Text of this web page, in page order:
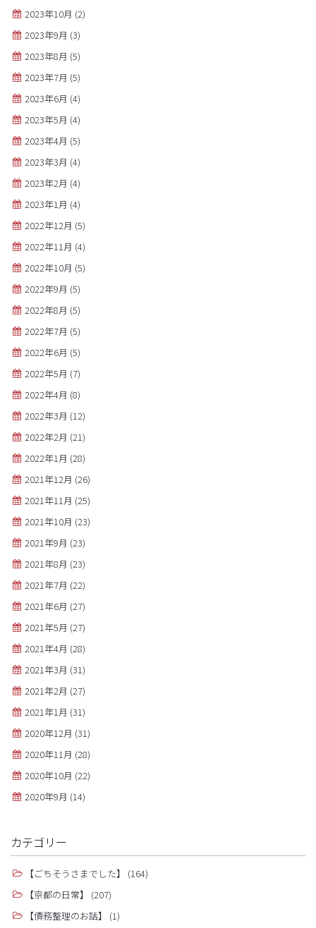
2023年10月 (2)
2023年9月 (3)
2023年8月 (5)
2023年7月 (5)
2023年6月 (4)
2023年5月 (4)
2023年4月 (5)
2023年3月 (4)
2023年2月 (4)
2023年1月 (4)
2022年12月 (5)
2022年11月 (4)
2022年10月 (5)
2022年9月 (5)
2022年8月 (5)
2022年7月 (5)
2022年6月 (5)
2022年5月 (7)
2022年4月 (8)
2022年3月 (12)
2022年2月 (21)
2022年1月 (28)
2021年12月 (26)
2021年11月 (25)
2021年10月 (23)
2021年9月 (23)
2021年8月 (23)
2021年7月 (22)
2021年6月 (27)
2021年5月 (27)
2021年4月 (28)
2021年3月 (31)
2021年2月 (27)
2021年1月 (31)
2020年12月 (31)
2020年11月 (28)
2020年10月 (22)
2020年9月 (14)
カテゴリー
【ごちそうさまでした】
(164)
【京都の日常】
(207)
【債務整理のお話】
(1)